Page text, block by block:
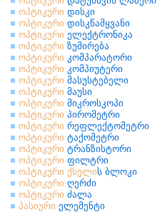
ოპტიკური დისკი
ოპტიკური დისკწამყვანი
ოპტიკური ელექტრონიკა
ოპტიკური ზუმირება
ოპტიკური კომპარატორი
ოპტიკური კომპიუტერი
ოპტიკური მასუსტებელი
ოპტიკური მაუსი
ოპტიკური მიკროსკოპი
ოპტიკური პირომეტრი
ოპტიკური რეფლექტომეტრი
ოპტიკური ტაქომეტრი
ოპტიკური ტრანზისტორი
ოპტიკური ფილტრი
ოპტიკური ქსელის ბლოკი
ოპტიკური ღერძი
ოპტიკური ძალა
პასიური ელემენტი